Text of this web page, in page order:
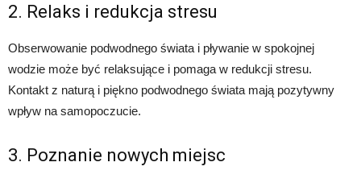
2. Relaks i redukcja stresu
Obserwowanie podwodnego świata i pływanie w spokojnej
wodzie może być relaksujące i pomaga w redukcji stresu.
Kontakt z naturą i piękno podwodnego świata mają pozytywny
wpływ na samopoczucie.
3. Poznanie nowych miejsc